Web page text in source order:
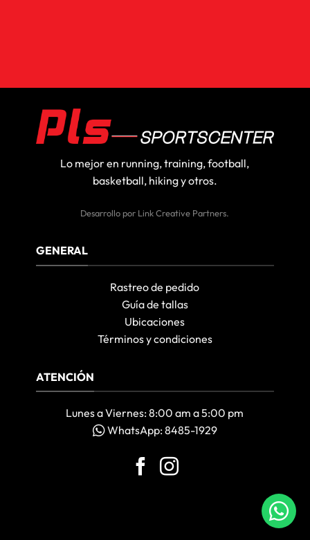
Lo mejor en running, training, football,
basketball, hiking y otros.
Desarrollo por Link Creative Partners.
GENERAL
Rastreo de pedido
Guía de tallas
Ubicaciones
Términos y condiciones
ATENCIÓN
Lunes a Viernes: 8:00 am a 5:00 pm
WhatsApp: 8485-1929